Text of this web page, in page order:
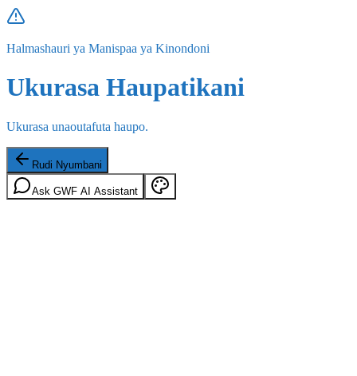
Halmashauri ya Manispaa ya Kinondoni
Ukurasa Haupatikani
Ukurasa unaoutafuta haupo.
Rudi Nyumbani
Ask GWF AI Assistant